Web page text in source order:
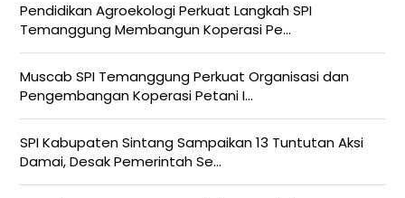
Pendidikan Agroekologi Perkuat Langkah SPI
Temanggung Membangun Koperasi Pe...
Muscab SPI Temanggung Perkuat Organisasi dan
Pengembangan Koperasi Petani I...
SPI Kabupaten Sintang Sampaikan 13 Tuntutan Aksi
Damai, Desak Pemerintah Se...